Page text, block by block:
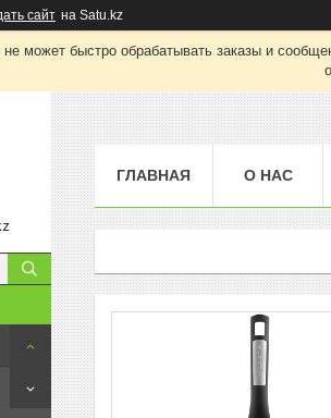
сайт на Satu.kz
может быстро обрабатывать заказы и
ГЛАВНАЯ О НАС